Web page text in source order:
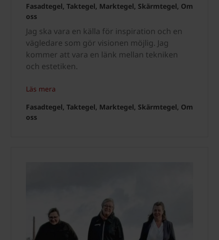
Fasadtegel, Taktegel, Marktegel, Skärmtegel, Om
oss
Jag ska vara en källa för inspiration och en
vägledare som gör visionen möjlig. Jag
kommer att vara en länk mellan tekniken
och estetiken.
Läs mera
Fasadtegel, Taktegel, Marktegel, Skärmtegel, Om
oss